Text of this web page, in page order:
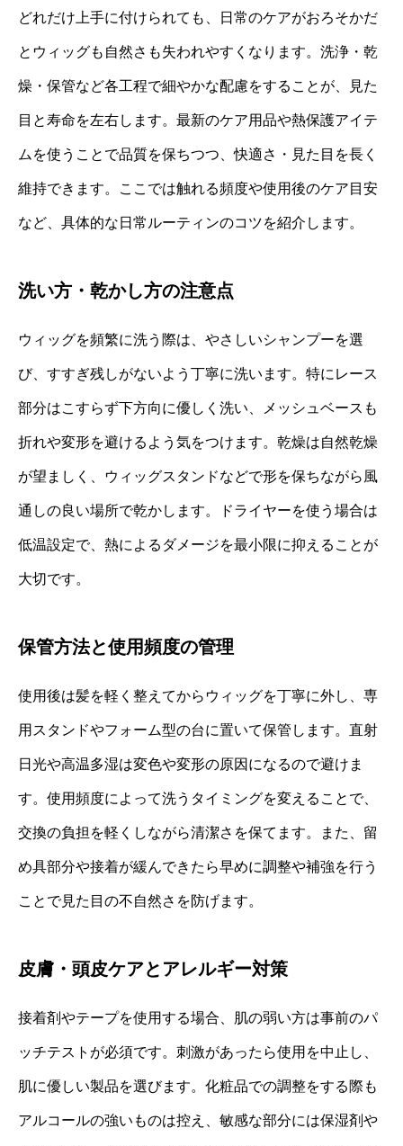
どれだけ上手に付けられても、日常のケアがおろそかだ
とウィッグも自然さも失われやすくなります。洗浄・乾
燥・保管など各工程で細やかな配慮をすることが、見た
目と寿命を左右します。最新のケア用品や熱保護アイテ
ムを使うことで品質を保ちつつ、快適さ・見た目を長く
維持できます。ここでは触れる頻度や使用後のケア目安
など、具体的な日常ルーティンのコツを紹介します。
洗い方・乾かし方の注意点
ウィッグを頻繁に洗う際は、やさしいシャンプーを選
び、すすぎ残しがないよう丁寧に洗います。特にレース
部分はこすらず下方向に優しく洗い、メッシュベースも
折れや変形を避けるよう気をつけます。乾燥は自然乾燥
が望ましく、ウィッグスタンドなどで形を保ちながら風
通しの良い場所で乾かします。ドライヤーを使う場合は
低温設定で、熱によるダメージを最小限に抑えることが
大切です。
保管方法と使用頻度の管理
使用後は髪を軽く整えてからウィッグを丁寧に外し、専
用スタンドやフォーム型の台に置いて保管します。直射
日光や高温多湿は変色や変形の原因になるので避けま
す。使用頻度によって洗うタイミングを変えることで、
交換の負担を軽くしながら清潔さを保てます。また、留
め具部分や接着が緩んできたら早めに調整や補強を行う
ことで見た目の不自然さを防げます。
皮膚・頭皮ケアとアレルギー対策
接着剤やテープを使用する場合、肌の弱い方は事前のパ
ッチテストが必須です。刺激があったら使用を中止し、
肌に優しい製品を選びます。化粧品での調整をする際も
アルコールの強いものは控え、敏感な部分には保湿剤や